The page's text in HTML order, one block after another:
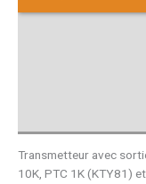
Transmetteur avec
10K, PTC 1K (KTY81)